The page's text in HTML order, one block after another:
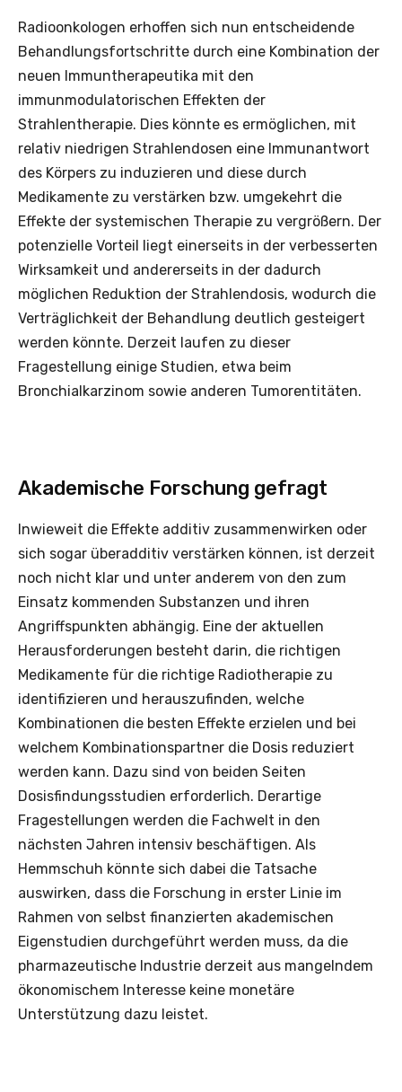
Radioonkologen erhoffen sich nun entscheidende
Behandlungsfortschritte durch eine Kombination der
neuen Immuntherapeutika mit den
immunmodulatorischen Effekten der
Strahlentherapie. Dies könnte es ermöglichen, mit
relativ niedrigen Strahlendosen eine Immunantwort
des Körpers zu induzieren und diese durch
Medikamente zu verstärken bzw. umgekehrt die
Effekte der systemischen Therapie zu vergrößern. Der
potenzielle Vorteil liegt einerseits in der verbesserten
Wirksamkeit und andererseits in der dadurch
möglichen Reduktion der Strahlendosis, wodurch die
Verträglichkeit der Behandlung deutlich gesteigert
werden könnte. Derzeit laufen zu dieser
Fragestellung einige Studien, etwa beim
Bronchialkarzinom sowie anderen Tumorentitäten.
Akademische Forschung gefragt
Inwieweit die Effekte additiv zusammenwirken oder
sich sogar überadditiv verstärken können, ist derzeit
noch nicht klar und unter anderem von den zum
Einsatz kommenden Substanzen und ihren
Angriffspunkten abhängig. Eine der aktuellen
Herausforderungen besteht darin, die richtigen
Medikamente für die richtige Radiotherapie zu
identifizieren und herauszufinden, welche
Kombinationen die besten Effekte erzielen und bei
welchem Kombinationspartner die Dosis reduziert
werden kann. Dazu sind von beiden Seiten
Dosisfindungsstudien erforderlich. Derartige
Fragestellungen werden die Fachwelt in den
nächsten Jahren intensiv beschäftigen. Als
Hemmschuh könnte sich dabei die Tatsache
auswirken, dass die Forschung in erster Linie im
Rahmen von selbst finanzierten akademischen
Eigenstudien durchgeführt werden muss, da die
pharmazeutische Industrie derzeit aus mangelndem
ökonomischem Interesse keine monetäre
Unterstützung dazu leistet.